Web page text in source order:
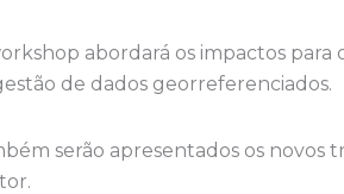
abordará os impactos para
de dados georreferenciados.
serão apresentados os novos